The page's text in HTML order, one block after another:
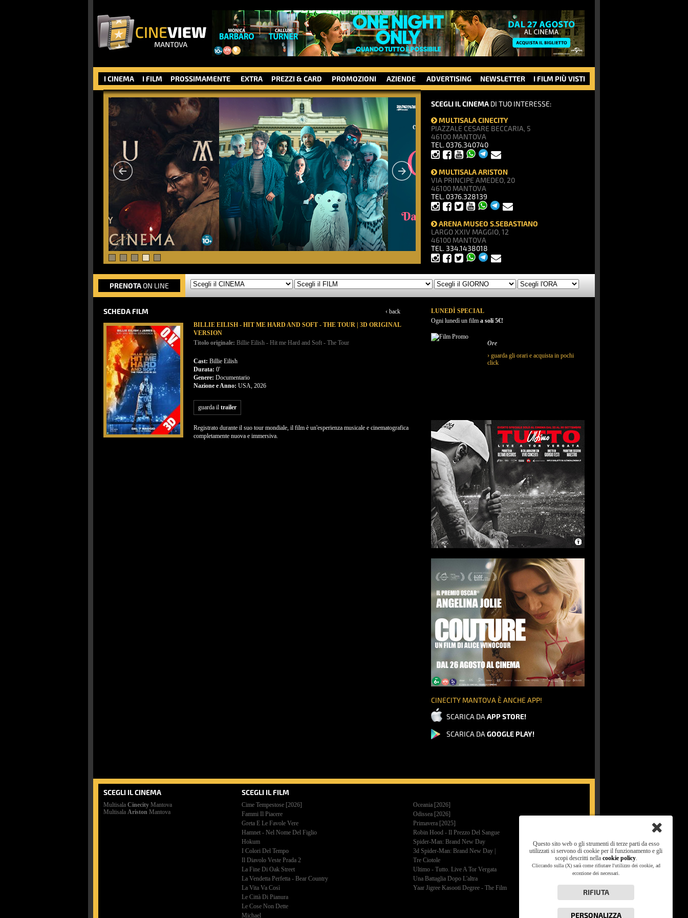
Questo sito web o gli strumenti di terze parti da esso
utilizzati si servono di cookie per il funzionamento e gli
scopi descritti nella cookie policy.
Cliccando sulla (X) sarà come rifiutare l'utilizzo dei cookie, ad
eccezione dei necessari.
RIFIUTA
PERSONALIZZA
I CINEMA I FILM PROSSIMAMENTE EXTRA PREZZI & CARD PROMOZIONI AZIENDE ADVERTISING NEWSLETTER I FILM PIÙ VISTI
SCEGLI IL CINEMA DI TUO INTERESSE:
MULTISALA CINECITY
PIAZZALE CESARE BECCARIA, 5
46100 MANTOVA
TEL. 0376.340740
MULTISALA ARISTON
VIA PRINCIPE AMEDEO, 20
46100 MANTOVA
TEL. 0376.328139
ARENA MUSEO S.SEBASTIANO
LARGO XXIV MAGGIO, 12
46100 MANTOVA
TEL. 334.1438018
PRENOTAON LINE
‹ back
SCHEDA FILM
BILLIE EILISH - HIT ME HARD AND SOFT - THE TOUR | 3D ORIGINAL
VERSION
Titolo originale: Billie Eilish - Hit me Hard and Soft - The Tour
Cast: Billie Eilish
Durata: 0'
Genere: Documentario
Nazione e Anno: USA, 2026
guarda il trailer
Registrato durante il suo tour mondiale, il film è un'esperienza musicale e cinematografica
completamente nuova e immersiva.
LUNEDÌ SPECIAL
Ogni lunedì un film a soli 5€!
Ore
› guarda gli orari e acquista in pochi
click
CINECITY MANTOVA È ANCHE APP!
SCARICA DA APP STORE!
SCARICA DA GOOGLE PLAY!
SCEGLI IL CINEMA
Multisala Cinecity Mantova
Multisala Ariston Mantova
SCEGLI IL FILM
Cime Tempestose [2026]
Fammi Il Piacere
Greta E Le Favole Vere
Hamnet - Nel Nome Del Figlio
Hokum
I Colori Del Tempo
Il Diavolo Veste Prada 2
La Fine Di Oak Street
La Vendetta Perfetta - Bear Country
La Vita Va Così
Le Città Di Pianura
Le Cose Non Dette
Michael
Oceania [2026]
Odissea [2026]
Primavera [2025]
Robin Hood - Il Prezzo Del Sangue
Spider-Man: Brand New Day
3d Spider-Man: Brand New Day |
Tre Ciotole
Ultimo - Tutto. Live A Tor Vergata
Una Battaglia Dopo L'altra
Yaar Jigree Kasooti Degree - The Film